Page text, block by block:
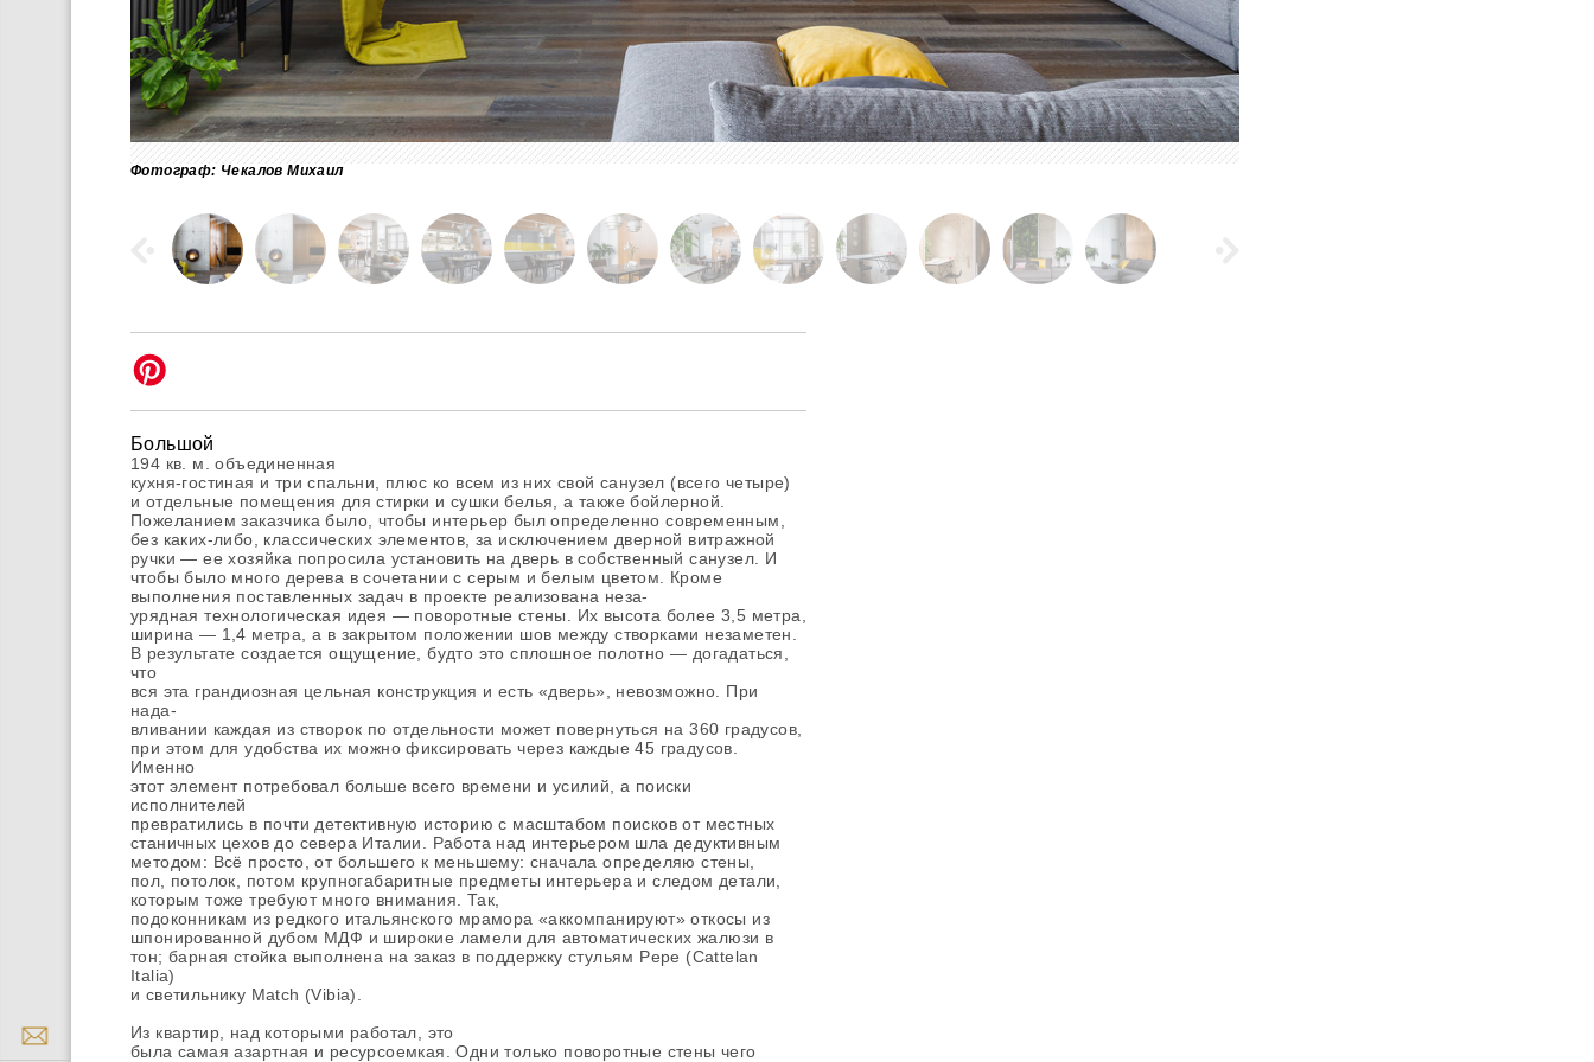
Фотограф: Чекалов Михаил
Большой
194 кв. м. объединенная
кухня-гостиная и три спальни, плюс ко всем из них свой санузел (всего четыре)
и отдельные помещения для стирки и сушки белья, а также бойлерной.
Пожеланием заказчика было, чтобы интерьер был определенно современным,
без каких-либо, классических элементов, за исключением дверной витражной
ручки — ее хозяйка попросила установить на дверь в собственный санузел. И
чтобы было много дерева в сочетании с серым и белым цветом. Кроме
выполнения поставленных задач в проекте реализована неза-
урядная технологическая идея — поворотные стены. Их высота более 3,5 метра,
ширина — 1,4 метра, а в закрытом положении шов между створками незаметен.
В результате создается ощущение, будто это сплошное полотно — догадаться,
что
вся эта грандиозная цельная конструкция и есть «дверь», невозможно. При
нада-
вливании каждая из створок по отдельности может повернуться на 360 градусов,
при этом для удобства их можно фиксировать через каждые 45 градусов.
Именно
этот элемент потребовал больше всего времени и усилий, а поиски
исполнителей
превратились в почти детективную историю с масштабом поисков от местных
станичных цехов до севера Италии. Работа над интерьером шла дедуктивным
методом: Всё просто, от большего к меньшему: сначала определяю стены,
пол, потолок, потом крупногабаритные предметы интерьера и следом детали,
которым тоже требуют много внимания. Так,
подоконникам из редкого итальянского мрамора «аккомпанируют» откосы из
шпонированной дубом МДФ и широкие ламели для автоматических жалюзи в
тон; барная стойка выполнена на заказ в поддержку стульям Pepe (Cattelan
Italia)
и светильнику Match (Vibia).
Из квартир, над которыми работал, это
была самая азартная и ресурсоемкая. Одни только поворотные стены чего